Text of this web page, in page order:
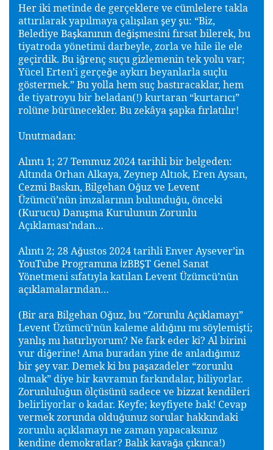
Her iki metinde de gerçeklere ve cümlelere takla
attırılarak yapılmaya çalışılan şey şu: “Biz,
Belediye Başkanının değişmesini fırsat bilerek, bu
tiyatroda yönetimi darbeyle, zorla ve hile ile ele
geçirdik. Bu iğrenç suçu gizlemenin tek yolu var;
Yücel Erten’i gerçeğe aykırı beyanlarla suçlu
göstermek.” Bu yolla hem suç bastıracaklar, hem
de tiyatroyu bir beladan(!) kurtaran “kurtarıcı”
rolüne bürünecekler. Bu zekâya şapka fırlatılır!
Unutmadan:
Alıntı 1; 27 Temmuz 2024 tarihli bir belgeden:
Altında Orhan Alkaya, Zeynep Altıok, Eren Aysan,
Cezmi Baskın, Bilgehan Oğuz ve Levent
Üzümcü’nün imzalarının bulunduğu, önceki
(Kurucu) Danışma Kurulunun Zorunlu
Açıklaması’ndan…
Alıntı 2; 28 Ağustos 2024 tarihli Enver Aysever’in
YouTube Programına İzBBŞT Genel Sanat
Yönetmeni sıfatıyla katılan Levent Üzümcü’nün
açıklamalarından…
(Bir ara Bilgehan Oğuz, bu “Zorunlu Açıklamayı”
Levent Üzümcü’nün kaleme aldığını mı söylemişti;
yanlış mı hatırlıyorum? Ne fark eder ki? Al birini
vur diğerine! Ama buradan yine de anladığımız
bir şey var. Demek ki bu paşazadeler “zorunlu
olmak” diye bir kavramın farkındalar, biliyorlar.
Zorunluluğun ölçüsünü sadece ve bizzat kendileri
belirliyorlar o kadar. Keyfe; keyfiyete bak! Cevap
vermek zorunda olduğunuz sorular hakkındaki
zorunlu açıklamayı ne zaman yapacaksınız
kendine demokratlar? Balık kavağa çıkınca!)